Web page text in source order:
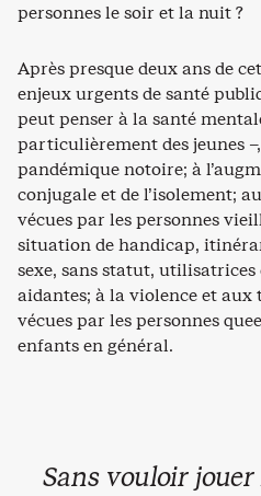
personnes le soir et la nuit ?
Après presque deux ans de
enjeux urgents de santé
peut penser à la santé
particulièrement des jeunes
pandémique notoire; à
conjugale et de l’isolement;
vécues par les personnes
situation de handicap,
sexe, sans statut, utilisatrices
aidantes; à la violence et
vécues par les personnes
enfants en général.
Sans vouloir jouer